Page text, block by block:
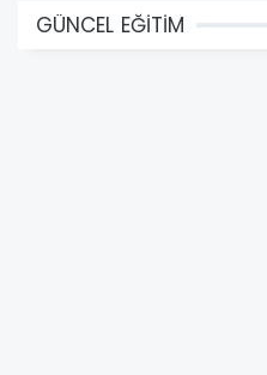
GÜNCEL EĞİTİM